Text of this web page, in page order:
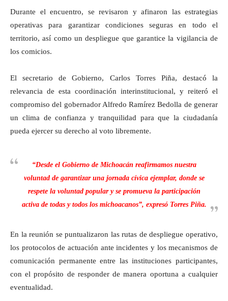
Durante el encuentro, se revisaron y afinaron las estrategias
operativas para garantizar condiciones seguras en todo el
territorio, así como un despliegue que garantice la vigilancia de
los comicios.
El secretario de Gobierno, Carlos Torres Piña, destacó la
relevancia de esta coordinación interinstitucional, y reiteró el
compromiso del gobernador Alfredo Ramírez Bedolla de generar
un clima de confianza y tranquilidad para que la ciudadanía
pueda ejercer su derecho al voto libremente.
“Desde el Gobierno de Michoacán reafirmamos nuestra
voluntad de garantizar una jornada cívica ejemplar, donde se
respete la voluntad popular y se promueva la participación
activa de todas y todos los michoacanos”, expresó Torres Piña.
En la reunión se puntualizaron las rutas de despliegue operativo,
los protocolos de actuación ante incidentes y los mecanismos de
comunicación permanente entre las instituciones participantes,
con el propósito de responder de manera oportuna a cualquier
eventualidad.